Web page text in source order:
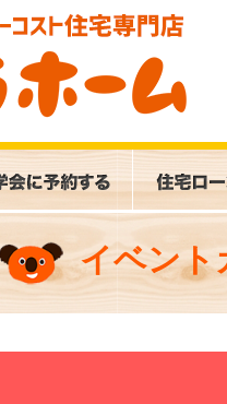
イベント